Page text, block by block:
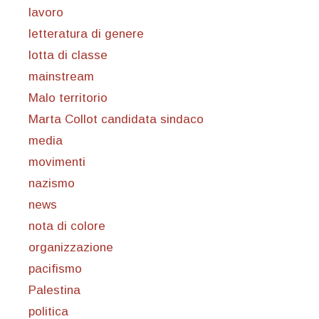
lavoro
letteratura di genere
lotta di classe
mainstream
Malo territorio
Marta Collot candidata sindaco
media
movimenti
nazismo
news
nota di colore
organizzazione
pacifismo
Palestina
politica